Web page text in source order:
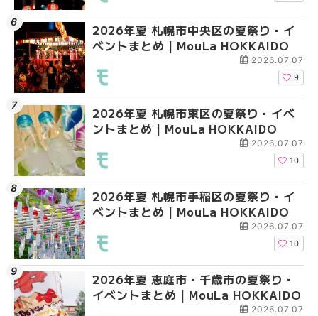
2026年夏 札幌市中央区の夏祭り・イ
ベントまとめ | MouLa HOKKAIDO
2026.07.07
9
2026年夏 札幌市東区の夏祭り・イベ
ントまとめ | MouLa HOKKAIDO
2026.07.07
10
2026年夏 札幌市手稲区の夏祭り・イ
ベントまとめ | MouLa HOKKAIDO
2026.07.07
10
2026年夏 恵庭市・千歳市の夏祭り・
イベントまとめ | MouLa HOKKAIDO
2026.07.07
2026年夏 札幌市清田
ベントまとめ |
2026年夏 札幌市手稲
ベントまとめ |
2026年夏 札幌市南区
ントまとめ | MouLa
2026年夏 札幌市中央
ベントまとめ |
2026年夏 札幌市手稲
ベントまとめ |
2026年夏 札幌市豊平
ベントまとめ |
2026年夏 札幌市東区
ントまとめ | MouLa
2026年夏 札幌市南区
ントまとめ | MouLa